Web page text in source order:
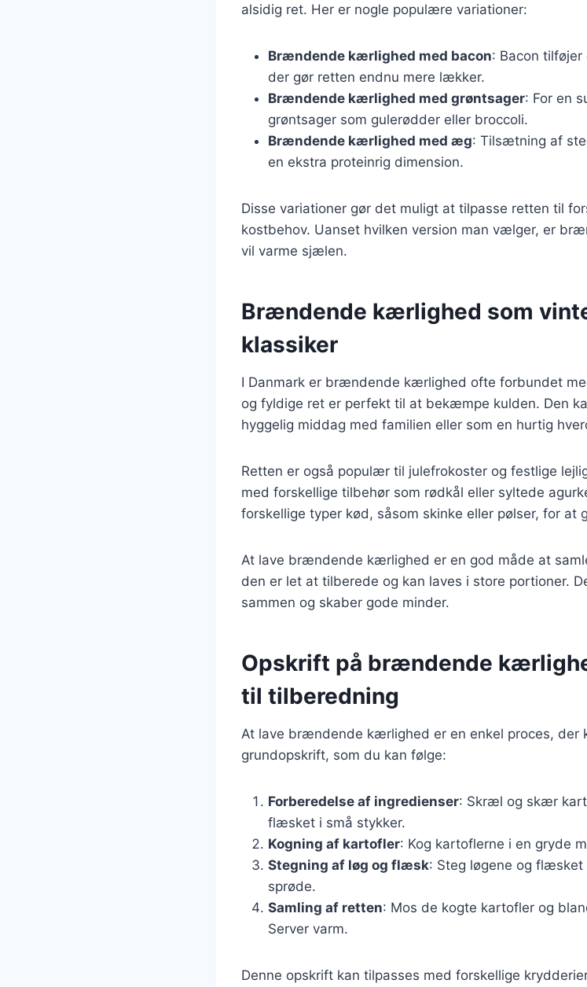
alsidig ret. Her er nogle populære variationer:
Brændende kærlighed med bacon: Bacon
der gør retten endnu mere lækker.
Brændende kærlighed med grøntsager: For en
grøntsager som gulerødder eller broccoli.
Brændende kærlighed med æg: Tilsætning af
en ekstra proteinrig dimension.
Disse variationer gør det muligt at tilpasse retten til
kostbehov. Uanset hvilken version man vælger, er
vil varme sjælen.
Brændende kærlighed som
klassiker
I Danmark er brændende kærlighed ofte forbundet
og fyldige ret er perfekt til at bekæmpe kulden. Den
hyggelig middag med familien eller som en hurtig
Retten er også populær til julefrokoster og festlige
med forskellige tilbehør som rødkål eller syltede
forskellige typer kød, såsom skinke eller pølser, for
At lave brændende kærlighed er en god måde at
den er let at tilberede og kan laves i store portioner.
sammen og skaber gode minder.
Opskrift på brændende
til tilberedning
At lave brændende kærlighed er en enkel proces, der
grundopskrift, som du kan følge:
Forberedelse af ingredienser: Skræl og skær
flæsket i små stykker.
Kogning af kartofler: Kog kartoflerne i en gryde
Stegning af løg og flæsk: Steg løgene og
sprøde.
Samling af retten: Mos de kogte kartofler og
Server varm.
Denne opskrift kan tilpasses med forskellige